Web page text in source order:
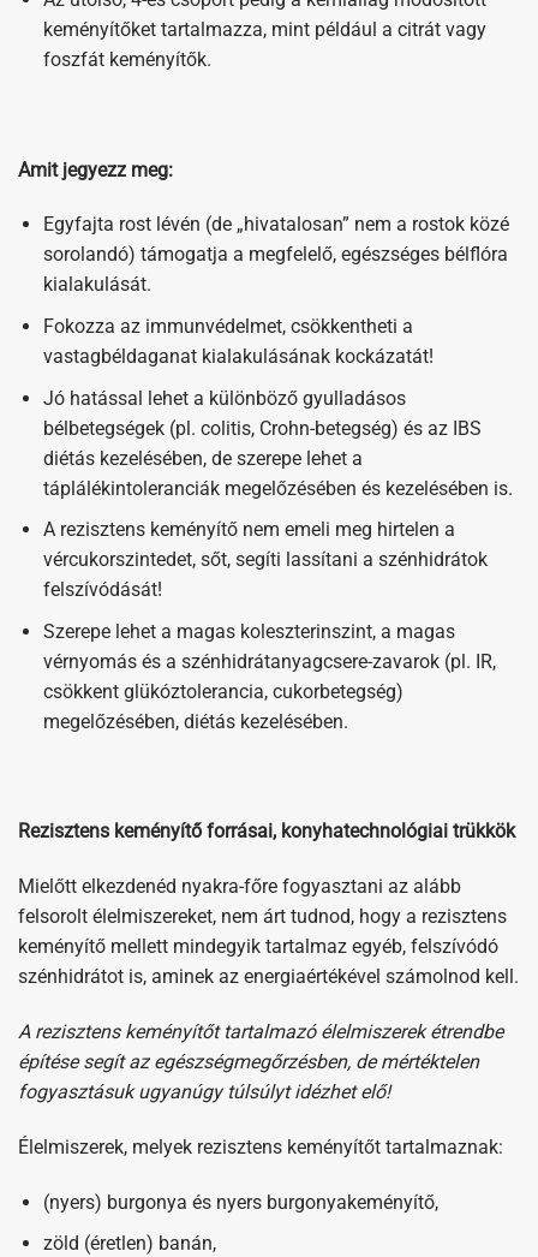
keményítőket tartalmazza, mint például a citrát vagy
foszfát keményítők.
Amit jegyezz meg:
Egyfajta rost lévén (de „hivatalosan” nem a rostok közé
sorolandó) támogatja a megfelelő, egészséges bélflóra
kialakulását.
Fokozza az immunvédelmet, csökkentheti a
vastagbéldaganat kialakulásának kockázatát!
Jó hatással lehet a különböző gyulladásos
bélbetegségek (pl. colitis, Crohn-betegség) és az IBS
diétás kezelésében, de szerepe lehet a
táplálékintoleranciák megelőzésében és kezelésében is.
A rezisztens keményítő nem emeli meg hirtelen a
vércukorszintedet, sőt, segíti lassítani a szénhidrátok
felszívódását!
Szerepe lehet a magas koleszterinszint, a magas
vérnyomás és a szénhidrátanyagcsere-zavarok (pl. IR,
csökkent glükóztolerancia, cukorbetegség)
megelőzésében, diétás kezelésében.
Rezisztens keményítő forrásai, konyhatechnológiai trükkök
Mielőtt elkezdenéd nyakra-főre fogyasztani az alább
felsorolt élelmiszereket, nem árt tudnod, hogy a rezisztens
keményítő mellett mindegyik tartalmaz egyéb, felszívódó
szénhidrátot is, aminek az energiaértékével számolnod kell.
A rezisztens keményítőt tartalmazó élelmiszerek étrendbe
építése segít az egészségmegőrzésben, de mértéktelen
fogyasztásuk ugyanúgy túlsúlyt idézhet elő!
Élelmiszerek, melyek rezisztens keményítőt tartalmaznak:
(nyers) burgonya és nyers burgonyakeményítő,
zöld (éretlen) banán,